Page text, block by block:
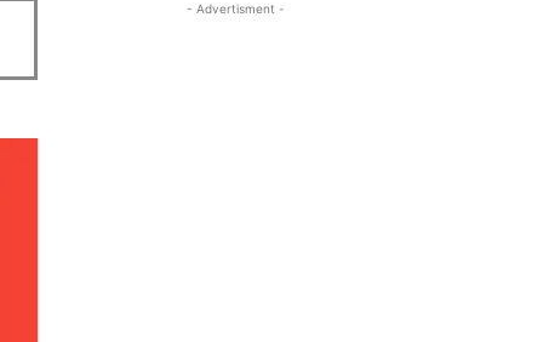
- Advertisment -